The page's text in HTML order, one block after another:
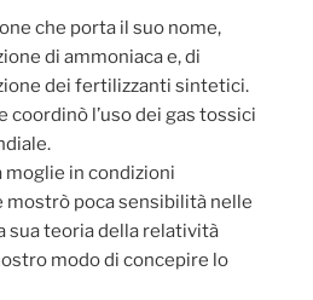
che porta il suo nome,
di ammoniaca e, di
dei fertilizzanti sintetici.
coordinò l’uso dei gas tossici
moglie in condizioni
mostrò poca sensibilità nelle
sua teoria della relatività
modo di concepire lo